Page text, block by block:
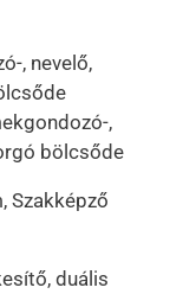
, nevelő,
,
bölcsőde
Szakképző
duális